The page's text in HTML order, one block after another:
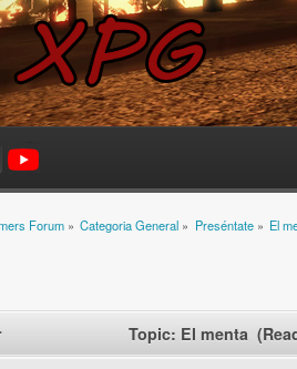
Forum» Categoria General » Preséntate» El
Topic: El menta